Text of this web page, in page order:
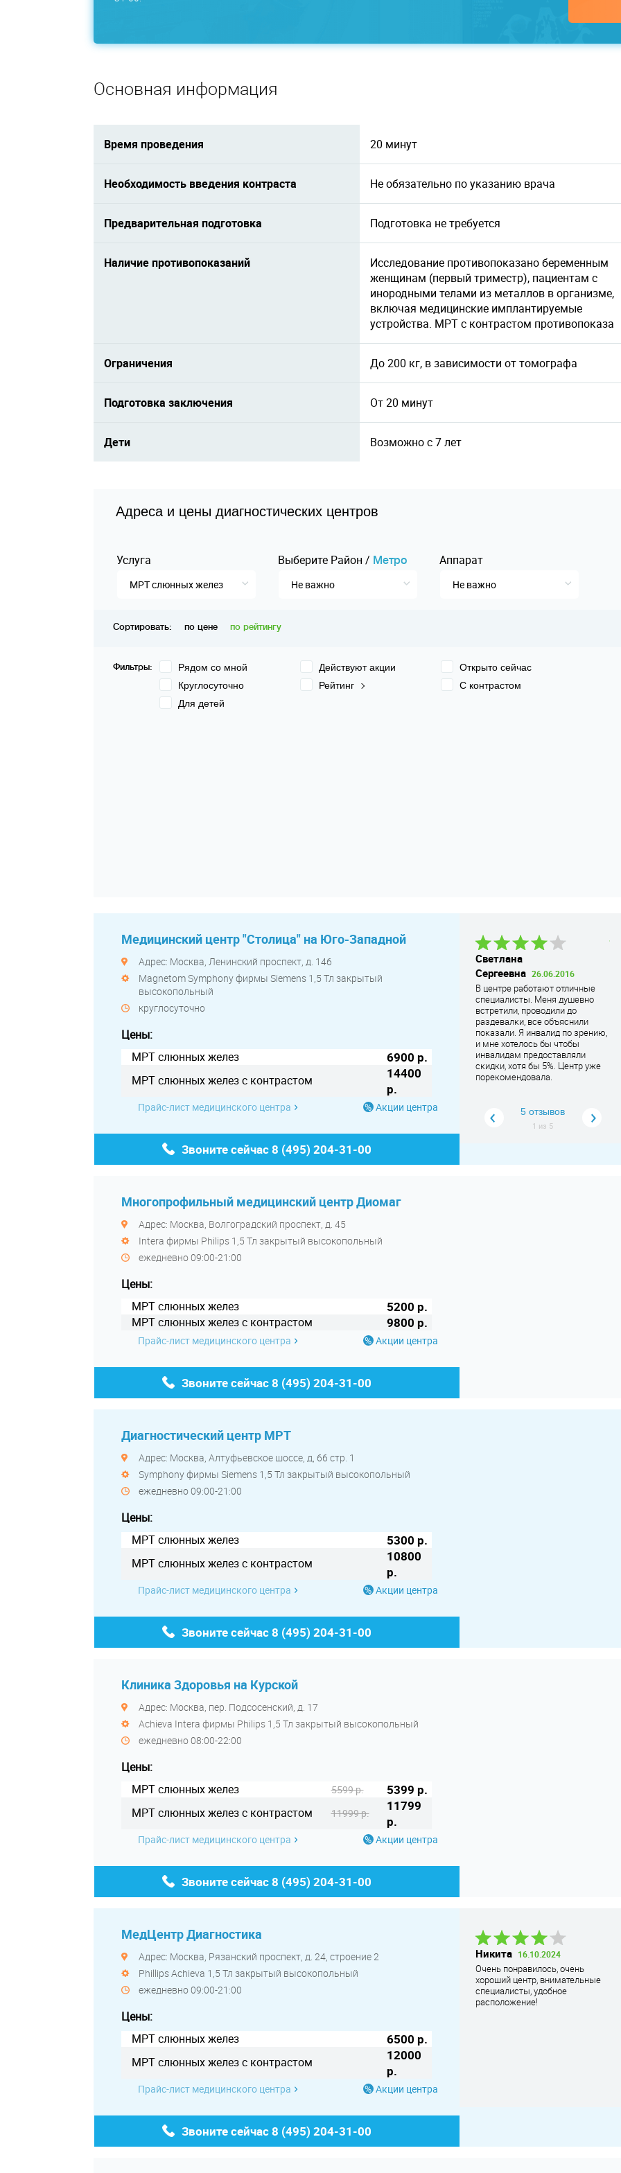
Основная информация
Время проведения 20 минут
Необходимость введения контраста Не обязательно по указанию врача
Предварительная подготовка Подготовка не требуется
Наличие противопоказаний
Исследование противопоказано беременным
женщинам (первый триместр), пациентам с
инородными телами из металлов в организме,
включая медицинские имплантируемые
устройства. МРТ с контрастом противопоказа
Ограничения До 200 кг, в зависимости от томографа
Подготовка заключения От 20 минут
Дети Возможно с 7 лет
Адреса и цены диагностических центров
Услуга
МРТ слюнных желез
Выберите Pайон / Mетро
Не важно
Аппарат
Не важно
Сортировать: по цене по рейтингу
Фильтры: Рядом со мной Действуют акции
Открыто сейчас
Круглосуточно
Рейтинг
С контрастом
Для детей
Медицинский центр "Столица" на Юго-Западной
Адрес: Москва, Ленинский проспект, д. 146
Magnetom Symphony фирмы Siemens 1,5 Тл закрытый
высокопольный
круглосуточно
Цены:
МРТ слюнных желез
6900 р.
МРТ слюнных желез с контрастом
14400
р.
Прайс-лист медицинского центра Акции центра
Звоните сейчас8 (495) 204-31-00
Рекомендую - все идеально.
Светлана
Сергеевна 26.06.2016
В центре работают отличные
специалисты. Меня душевно
встретили, проводили до
раздевалки, все объяснили
показали. Я инвалид по зрению,
и мне хотелось бы чтобы
инвалидам предоставляли
скидки, хотя бы 5%. Центр уже
порекомендовала.
5 отзывов
1 из 5
Многопрофильный медицинский центр Диомаг
Адрес: Москва, Волгоградский проспект, д. 45
Intera фирмы Philips 1,5 Тл закрытый высокопольный
ежедневно 09:00-21:00
Цены:
МРТ слюнных желез
5200 р.
МРТ слюнных желез с контрастом 9800 р.
Прайс-лист медицинского центра Акции центра
Звоните сейчас8 (495) 204-31-00
Диагностический центр МРТ
Адрес: Москва, Алтуфьевское шоссе, д, 66 стр. 1
Symphony фирмы Siemens 1,5 Тл закрытый высокопольный
ежедневно 09:00-21:00
Цены:
МРТ слюнных желез
5300 р.
МРТ слюнных желез с контрастом
10800
р.
Прайс-лист медицинского центра Акции центра
Звоните сейчас8 (495) 204-31-00
Клиника Здоровья на Курской
Адрес: Москва, пер. Подсосенский, д. 17
Achieva Intera фирмы Philips 1,5 Тл закрытый высокопольный
ежедневно 08:00-22:00
Цены:
МРТ слюнных желез
5599 р. 5399 р.
МРТ слюнных желез с контрастом 11999 р.
11799
р.
Прайс-лист медицинского центра Акции центра
Звоните сейчас8 (495) 204-31-00
МедЦентр Диагностика
Адрес: Москва, Рязанский проспект, д. 24, строение 2
Phillips Achieva 1,5 Тл закрытый высокопольный
ежедневно 09:00-21:00
Цены:
МРТ слюнных желез
6500 р.
МРТ слюнных желез с контрастом
12000
р.
Прайс-лист медицинского центра Акции центра
Звоните сейчас8 (495) 204-31-00
Очень понравилось, очень
хороший центр, внимательные
Никита 16.10.2024
Очень понравилось, очень
хороший центр, внимательные
специалисты, удобное
расположение!